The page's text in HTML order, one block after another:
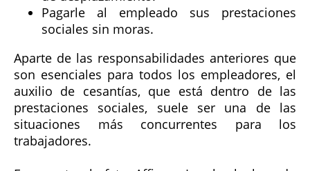
Pagarle al empleado sus prestaciones
sociales sin moras.
Aparte de las responsabilidades anteriores que
son esenciales para todos los empleadores, el
auxilio de cesantías, que está dentro de las
prestaciones sociales, suele ser una de las
situaciones más concurrentes para los
trabajadores.